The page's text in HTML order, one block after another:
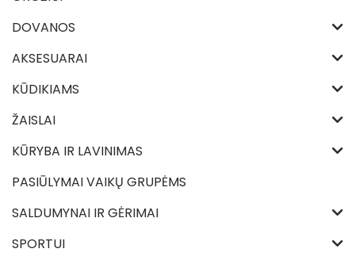
DOVANOS
AKSESUARAI
KŪDIKIAMS
ŽAISLAI
KŪRYBA IR LAVINIMAS
PASIŪLYMAI VAIKŲ GRUPĖMS
SALDUMYNAI IR GĖRIMAI
SPORTUI